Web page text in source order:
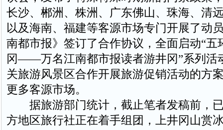
长沙、郴洲、株洲、广东佛山、珠海、清
以及海南、福建等客源市场专门开展了动
南都市报》签订了合作协议，全面启动“五
冈——万名江南都市报读者游井冈”系列活
关旅游风景区合作开展旅游促销活动的方
更多客源市场。
据旅游部门统计，截止笔者发稿前，
方地区旅行社正在着手组团，上井冈山赏